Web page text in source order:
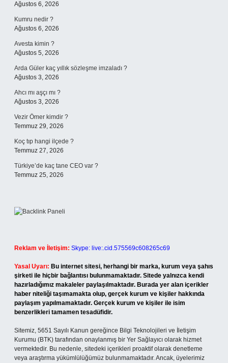
Ağustos 6, 2026
Kumru nedir ?
Ağustos 6, 2026
Avesta kimin ?
Ağustos 5, 2026
Arda Güler kaç yıllık sözleşme imzaladı ?
Ağustos 3, 2026
Ahcı mı aşçı mı ?
Ağustos 3, 2026
Vezir Ömer kimdir ?
Temmuz 29, 2026
Koç tıp hangi ilçede ?
Temmuz 27, 2026
Türkiye’de kaç tane CEO var ?
Temmuz 25, 2026
Reklam ve İletişim: Skype: live:.cid.575569c608265c69
Yasal Uyarı: Bu internet sitesi, herhangi bir marka, kurum veya şahıs
şirketi ile hiçbir bağlantısı bulunmamaktadır. Sitede yalnızca kendi
hazırladığımız makaleler paylaşılmaktadır. Burada yer alan içerikler
haber niteliği taşımamakta olup, gerçek kurum ve kişiler hakkında
paylaşım yapılmamaktadır. Gerçek kurum ve kişiler ile isim
benzerlikleri tamamen tesadüfidir.
Sitemiz, 5651 Sayılı Kanun gereğince Bilgi Teknolojileri ve İletişim
Kurumu (BTK) tarafından onaylanmış bir Yer Sağlayıcı olarak hizmet
vermektedir. Bu nedenle, sitedeki içerikleri proaktif olarak denetleme
veya araştırma yükümlülüğümüz bulunmamaktadır. Ancak, üyelerimiz